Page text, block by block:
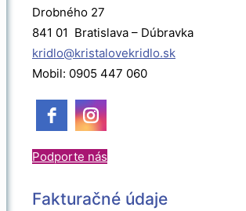
Drobného 27
841 01 Bratislava – Dúbravka
kridlo@kristalovekridlo.sk
Mobil: 0905 447 060
Podporte nás
Fakturačné údaje